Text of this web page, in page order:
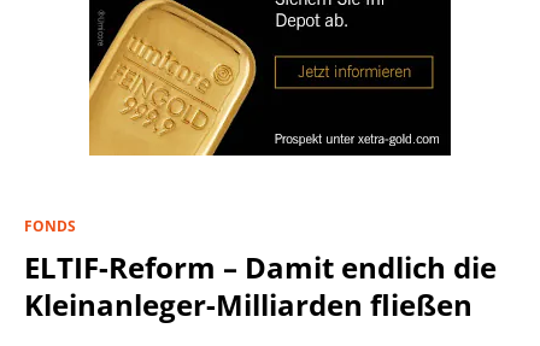
FONDS
ELTIF-Reform – Damit endlich die
Kleinanleger-Milliarden fließen